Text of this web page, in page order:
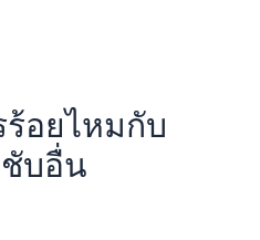
ร้อยไหมกับ
บอื่น